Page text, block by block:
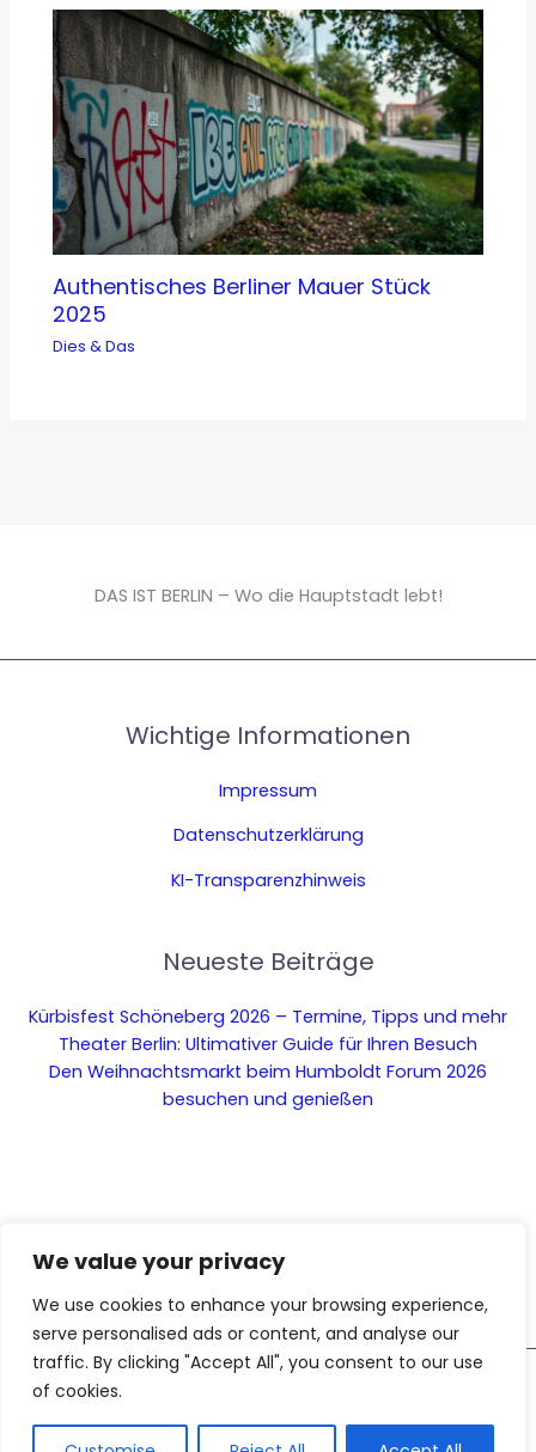
We value your privacy
We use cookies to enhance your browsing experience,
serve personalised ads or content, and analyse our
traffic. By clicking "Accept All", you consent to our use
of cookies.
Authentisches Berliner Mauer Stück
2025
Dies & Das
DAS IST BERLIN – Wo die Hauptstadt lebt!
Wichtige Informationen
Impressum
Datenschutzerklärung
KI-Transparenzhinweis
Neueste Beiträge
Kürbisfest Schöneberg 2026 – Termine, Tipps und mehr
Theater Berlin: Ultimativer Guide für Ihren Besuch
Den Weihnachtsmarkt beim Humboldt Forum 2026
besuchen und genießen
Copyright © 2026 Das ist Berlin – Dein Stadtblog für die
Hauptstadt
AIund Bilder sind mithilfe
künstlicher Intelligenz erzeugt